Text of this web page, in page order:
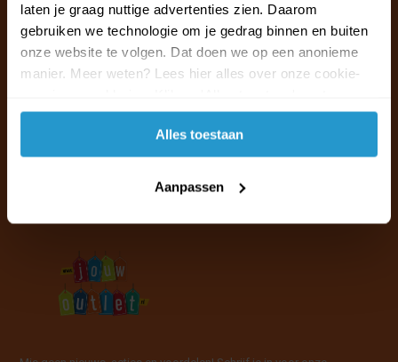
laten je graag nuttige advertenties zien. Daarom
gebruiken we technologie om je gedrag binnen en buiten
onze website te volgen. Dat doen we op een anonieme
manier. Meer weten? Lees hier alles over onze cookie-
accepteren.
Alles toestaan
Aanpassen
Ma t/m vr van 09:30 - 16:00 telefonisch
+31 (0)13 785 62 41
Naar de klantenservice & FAQ